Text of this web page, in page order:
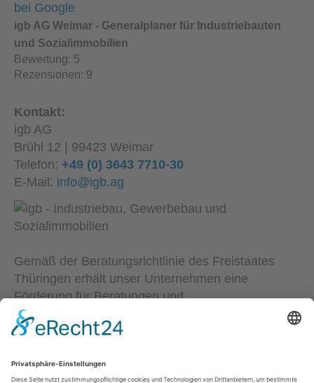
igb AG Weimar - Generalplaner für Industriebauten
und Sozialimmobilien
Bewertung: 5
Rezensionen: 9
Kontakt:
igb AG
Brühl 12 | 99423 Weimar
Telefon: +49 (0) 3643 7710-30
E-Mail: info@igb.ag
Gemäß der Beratungsrichtlinie des Freistaates
Thüringen erhält unser Unternehmen eine
Förderung für Beratungen und
Prozessbegleitungen, die Strategien zum Aufbau
bzw. für eine nachhaltige positive Entwicklung und
und Handlungsempfehlungen werden in einem